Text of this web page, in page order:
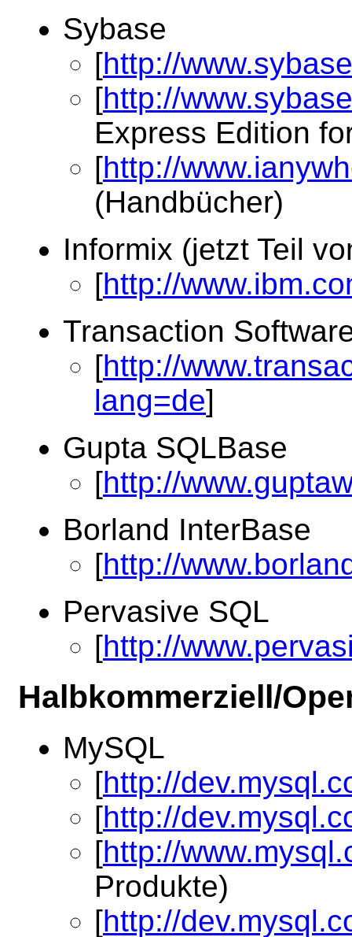
Sybase
[http://
[http://
Express Edition
[http://
(Handbücher)
Informix (jetzt Teil
[http://
Transaction
[http://
lang=de]
Gupta SQLBase
[http://
Borland InterBase
[http://
Pervasive SQL
[http://
Halbkommerziell/
MySQL
[http://
[http://
[http://
Produkte)
[http://